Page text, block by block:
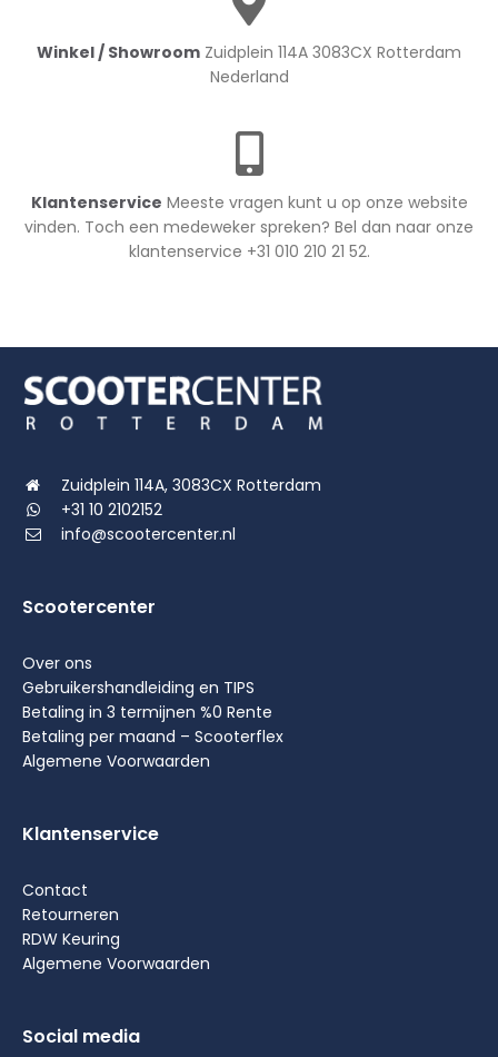
Winkel / Showroom Zuidplein 114A 3083CX Rotterdam
Nederland
Klantenservice Meeste vragen kunt u op onze website
vinden. Toch een medeweker spreken? Bel dan naar onze
klantenservice +31 010 210 21 52.
Zuidplein 114A, 3083CX Rotterdam
+31 10 2102152
info@scootercenter.nl
Scootercenter
Over ons
Gebruikershandleiding en TIPS
Betaling in 3 termijnen %0 Rente
Betaling per maand – Scooterflex
Algemene Voorwaarden
Klantenservice
Contact
Retourneren
RDW Keuring
Algemene Voorwaarden
Social media